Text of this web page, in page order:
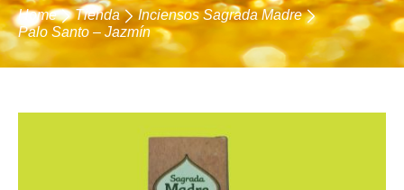
Home Tienda
Inciensos Sagrada Madre
Palo Santo – Jazmín